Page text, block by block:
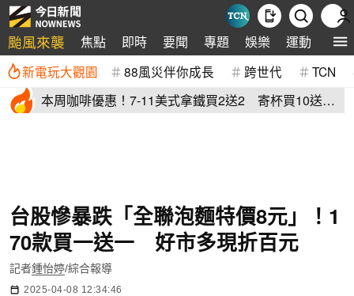
颱風來襲 焦點 即時 要聞 專題 娛樂 運動 全球
新電玩大觀園 88風災伴你成長 跨世代 TCN
本周咖啡優惠！7-11美式拿鐵買2送2 寄杯買10送
台股慘暴跌「全聯泡麵特價8元」！1
70款買一送一 好市多現折百元
記者鍾怡婷/綜合報導
2025-04-08 12:34:46